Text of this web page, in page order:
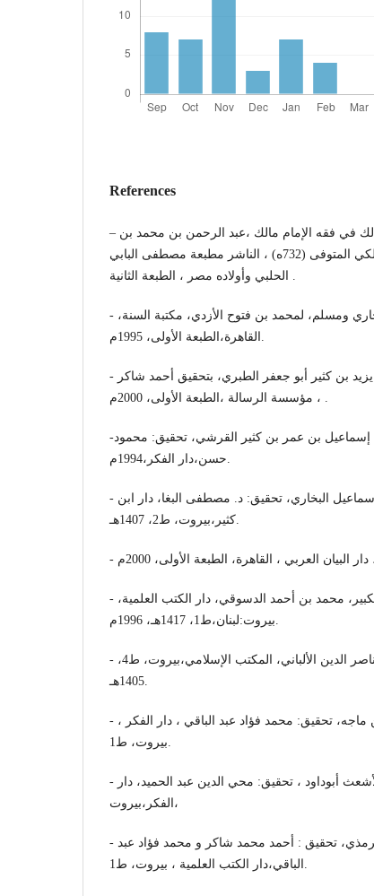
References
– إرشاد السالك إلى أشرف المسالك في فقه الإمام مالك ،عبد الرحمن بن محمد بن
عسكر البغدادي شهاب الدين المالكي المتوفى (732ه) ، الناشر مطبعة مصطفى البابي
- تفسير غريب ما في الصحيحين البخاري ومسلم، لمحمد بن فتوح الأزدي، مكتبة السنة،
- تفسير الطبري، محمد بن جرير بن يزيد بن كثير أبو جعفر الطبري، بتحقيق أحمد شاكر
-تفسير القرآن العظيم ، أبو الفداء إسماعيل بن عمر بن كثير القرشي، تحقيق: محمود
- الجامع الصحيح المختصر، محمد بن إسماعيل البخاري، تحقيق: د. مصطفى البغا، دار ابن
- حاشية الدسوقي على الشرح الكبير، محمد بن أحمد الدسوقي، دار الكتب العلمية،
- سلسلة الأحاديث الصحيحة، محمد ناصر الدين الألباني، المكتب الإسلامي،بيروت، ط4،
- سنن ابن ماجه، محمد بن يزيد بن ماجه، تحقيق: محمد فؤاد عبد الباقي ، دار الفكر ،
- سنن أبي داود، سليمان بن الأشعث أبوداود ، تحقيق: محي الدين عبد الحميد، دار
الفكر،بيروت،
- سنن الترمذي، محمد بن عيسى الترمذي، تحقيق : أحمد محمد شاكر و محمد فؤاد عبد
الباقي،دار الكتب العلمية ، بيروت، ط1.